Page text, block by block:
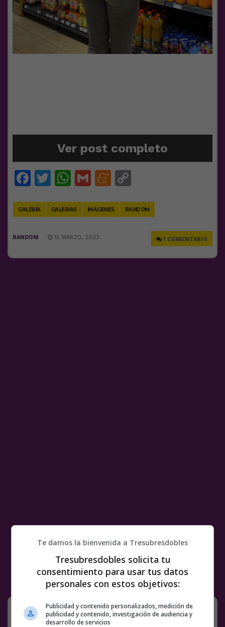
Ver post completo
Facebook
Twitter
WhatsApp
GmailMeneame
GALERÍA GALERÍAS IMÁGENES RANDOM
1 COMENTARIO
RANDOM 15 MARZO, 2022
No sé qué cojones acabo de ver
Te damos la bienvenida a Tresubresdobles
Tresubresdobles solicita tu
consentimiento para usar tus datos
personales con estos objetivos:
Publicidad y contenido personalizados, medición de
publicidad y contenido, investigación de audiencia y
desarrollo de servicios